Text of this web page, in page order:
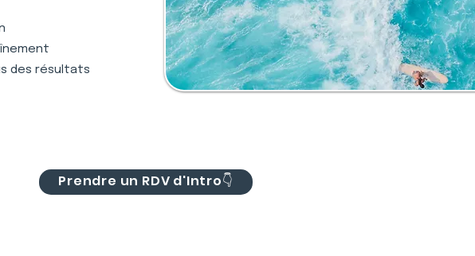
des résultats
Prendre un RDV d'Intro👇